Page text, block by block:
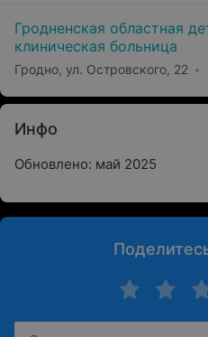
Гродненская областная
клиническая больница
Гродно, ул. Островского, 22
Инфо
Обновлено: май 2025